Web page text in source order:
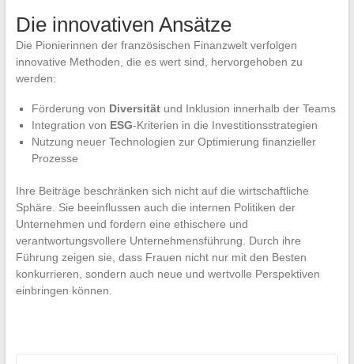
Die innovativen Ansätze
Die Pionierinnen der französischen Finanzwelt verfolgen
innovative Methoden, die es wert sind, hervorgehoben zu
werden:
Förderung von Diversitätund Inklusion innerhalb der Teams
Integration von ESG-Kriterien in die Investitionsstrategien
Nutzung neuer Technologien zur Optimierung finanzieller
Prozesse
Ihre Beiträge beschränken sich nicht auf die wirtschaftliche
Sphäre. Sie beeinflussen auch die internen Politiken der
Unternehmen und fordern eine ethischere und
verantwortungsvollere Unternehmensführung. Durch ihre
Führung zeigen sie, dass Frauen nicht nur mit den Besten
konkurrieren, sondern auch neue und wertvolle Perspektiven
einbringen können.